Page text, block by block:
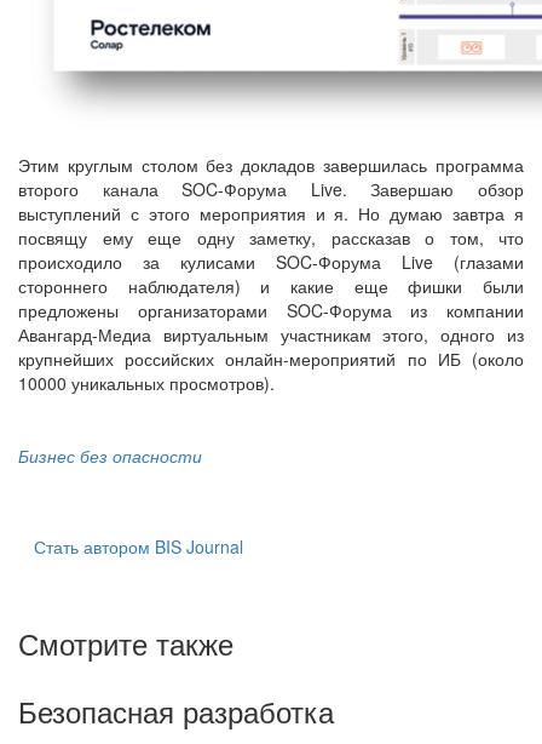
Этим круглым столом без докладов завершилась программа
второго канала SOC-Форума Live. Завершаю обзор
выступлений с этого мероприятия и я. Но думаю завтра я
посвящу ему еще одну заметку, рассказав о том, что
происходило за кулисами SOC-Форума Live (глазами
стороннего наблюдателя) и какие еще фишки были
предложены организаторами SOC-Форума из компании
Авангард-Медиа виртуальным участникам этого, одного из
крупнейших российских онлайн-мероприятий по ИБ (около
10000 уникальных просмотров).
Бизнес без опасности
Стать автором BIS Journal
Смотрите также
Безопасная разработка